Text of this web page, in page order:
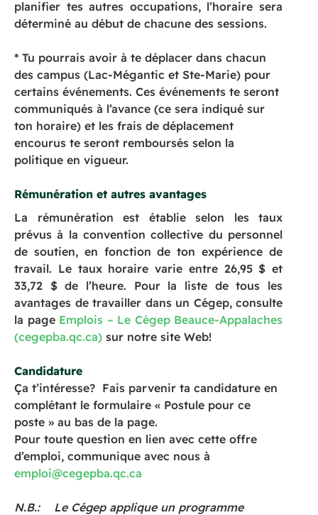
planifier tes autres occupations, l’horaire sera
déterminé au début de chacune des sessions.
* Tu pourrais avoir à te déplacer dans chacun
des campus (Lac-Mégantic et Ste-Marie) pour
certains événements. Ces événements te seront
communiqués à l’avance (ce sera indiqué sur
ton horaire) et les frais de déplacement
encourus te seront remboursés selon la
politique en vigueur.
Rémunération et autres avantages
La rémunération est établie selon les taux
prévus à la convention collective du personnel
de soutien, en fonction de ton expérience de
travail. Le taux horaire varie entre 26,95 $ et
33,72 $ de l’heure. Pour la liste de tous les
avantages de travailler dans un Cégep, consulte
la page Emplois – Le Cégep Beauce-Appalaches
(cegepba.qc.ca) sur notre site Web!
Candidature
Ça t’intéresse? Fais parvenir ta candidature en
complétant le formulaire « Postule pour ce
poste » au bas de la page.
Pour toute question en lien avec cette offre
d’emploi, communique avec nous à
emploi@cegepba.qc.ca
N.B.: Le Cégep applique un programme